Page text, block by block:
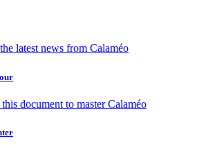
latest news from Calaméo
document to master Calaméo